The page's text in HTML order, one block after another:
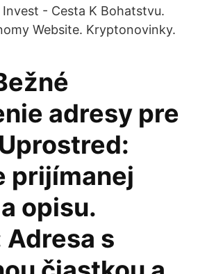
- Cesta K Bohatstvu.
Website. Kryptonovinky.
adresy pre
prijímanej
opisu.
s